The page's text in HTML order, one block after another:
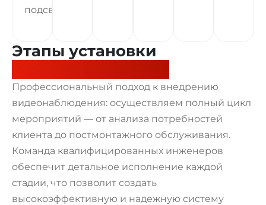
подсветки
Этапы установки
Профессиональный подход к внедрению
видеонаблюдения: осуществляем полный цикл
мероприятий — от анализа потребностей
клиента до постмонтажного обслуживания.
Команда квалифицированных инженеров
обеспечит детальное исполнение каждой
стадии, что позволит создать
высокоэффективную и надежную систему